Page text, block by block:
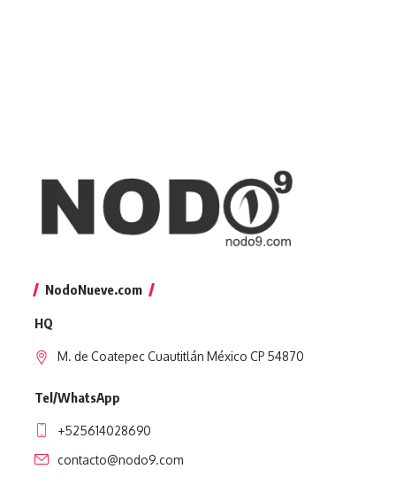
NodoNueve.com
HQ
M. de Coatepec Cuautitlán México CP 54870
Tel/WhatsApp
+525614028690
contacto@nodo9.com